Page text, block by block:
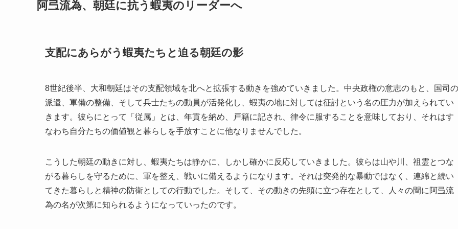
阿弖流為、朝廷に抗う蝦夷のリーダーへ
支配にあらがう蝦夷たちと迫る朝廷の影
8世紀後半、大和朝廷はその支配領域を北へと拡張する動きを強めていきました。中央政権の意志のもと、国司の
派遣、軍備の整備、そして兵士たちの動員が活発化し、蝦夷の地に対しては征討という名の圧力が加えられてい
きます。彼らにとって「従属」とは、年貢を納め、戸籍に記され、律令に服することを意味しており、それはす
なわち自分たちの価値観と暮らしを手放すことに他なりませんでした。
こうした朝廷の動きに対し、蝦夷たちは静かに、しかし確かに反応していきました。彼らは山や川、祖霊とつな
がる暮らしを守るために、軍を整え、戦いに備えるようになります。それは突発的な暴動ではなく、連綿と続い
てきた暮らしと精神の防衛としての行動でした。そして、その動きの先頭に立つ存在として、人々の間に阿弖流
為の名が次第に知られるようになっていったのです。